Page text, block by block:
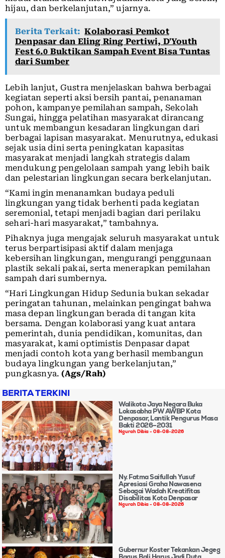
hijau, dan berkelanjutan,” ujarnya.
Berita Terkait: Kolaborasi Pemkot
Denpasar dan Eling Ring Pertiwi, D'Youth
Fest 6.0 Buktikan Sampah Event Bisa Tuntas
dari Sumber
Lebih lanjut, Gustra menjelaskan bahwa berbagai
kegiatan seperti aksi bersih pantai, penanaman
pohon, kampanye pemilahan sampah, Sekolah
Sungai, hingga pelatihan masyarakat dirancang
untuk membangun kesadaran lingkungan dari
berbagai lapisan masyarakat. Menurutnya, edukasi
sejak usia dini serta peningkatan kapasitas
masyarakat menjadi langkah strategis dalam
mendukung pengelolaan sampah yang lebih baik
dan pelestarian lingkungan secara berkelanjutan.
“Kami ingin menanamkan budaya peduli
lingkungan yang tidak berhenti pada kegiatan
seremonial, tetapi menjadi bagian dari perilaku
sehari-hari masyarakat,” tambahnya.
Pihaknya juga mengajak seluruh masyarakat untuk
terus berpartisipasi aktif dalam menjaga
kebersihan lingkungan, mengurangi penggunaan
plastik sekali pakai, serta menerapkan pemilahan
sampah dari sumbernya.
“Hari Lingkungan Hidup Sedunia bukan sekadar
peringatan tahunan, melainkan pengingat bahwa
masa depan lingkungan berada di tangan kita
bersama. Dengan kolaborasi yang kuat antara
pemerintah, dunia pendidikan, komunitas, dan
masyarakat, kami optimistis Denpasar dapat
menjadi contoh kota yang berhasil membangun
budaya lingkungan yang berkelanjutan,”
pungkasnya.(Ags/Rah)
BERITA TERKINI
Walikota Jaya Negara Buka
Lokasabha PW AWBP Kota
Denpasar, Lantik Pengurus Masa
Bakti 2026–2031
Ngurah Dibia 08-08-2026
Ny. Fatma Saifullah Yusuf
Apresiasi Graha Nawasena
Sebagai Wadah Kreatifitas
Disabilitas Kota Denpasar
Ngurah Dibia 08-08-2026
Gubernur Koster Tekankan Jegeg